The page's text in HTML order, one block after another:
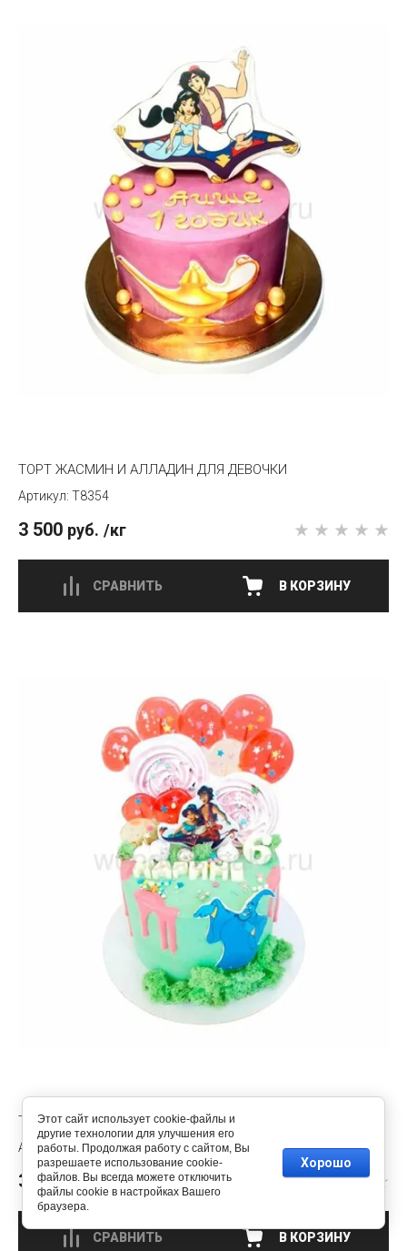
ТОРТ ЖАСМИН И АЛЛАДИН ДЛЯ ДЕВОЧКИ
T8354
3 500 руб. /кг
ТОРТ С ПРИНЦЕССОЙ ЖАСМИН
T8353
3 500 руб. /кг
Этот сайт использует cookie-файлы и
другие технологии для улучшения его
работы. Продолжая работу с сайтом, Вы
разрешаете использование cookie-
файлов. Вы всегда можете отключить
файлы cookie в настройках Вашего
браузера.
Хорошо